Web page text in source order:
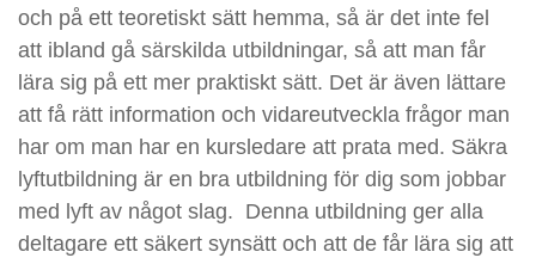
och på ett teoretiskt sätt hemma, så är det inte fel
att ibland gå särskilda utbildningar, så att man får
lära sig på ett mer praktiskt sätt. Det är även lättare
att få rätt information och vidareutveckla frågor man
har om man har en kursledare att prata med. Säkra
lyftutbildning är en bra utbildning för dig som jobbar
med lyft av något slag. Denna utbildning ger alla
deltagare ett säkert synsätt och att de får lära sig att